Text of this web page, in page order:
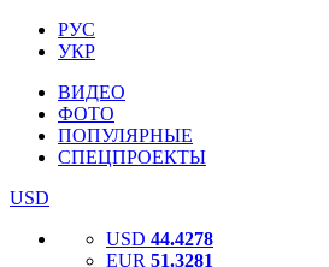
РУС
УКР
ВИДЕО
ФОТО
ПОПУЛЯРНЫЕ
СПЕЦПРОЕКТЫ
USD
USD 44.4278
EUR 51.3281